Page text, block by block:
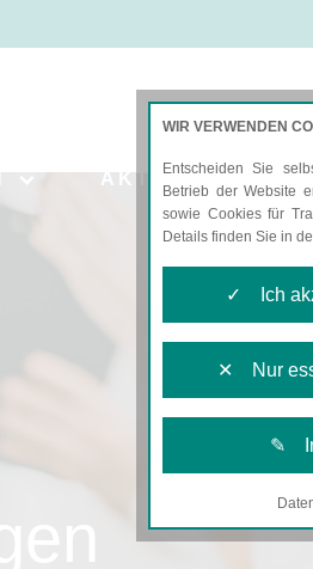
AKTUELLES
WIR VERWENDEN
Entscheiden Sie
Betrieb der Website
sowie Cookies für
Details finden Sie in
✓ Ich
✕ Nur
✎
Notwendige